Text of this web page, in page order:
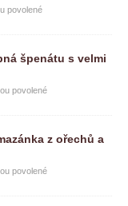
povolené
špenátu s velmi
povolené
z ořechů a
povolené